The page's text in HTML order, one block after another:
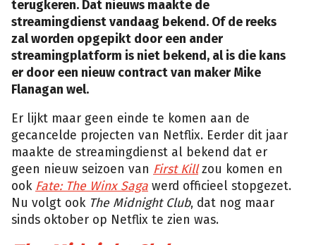
terugkeren. Dat nieuws maakte de
streamingdienst vandaag bekend. Of de reeks
zal worden opgepikt door een ander
streamingplatform is niet bekend, al is die kans
er door een nieuw contract van maker Mike
Flanagan wel.
Er lijkt maar geen einde te komen aan de
gecancelde projecten van Netflix. Eerder dit jaar
maakte de streamingdienst al bekend dat er
geen nieuw seizoen van First Killzou komen en
ook Fate: The Winx Saga werd officieel stopgezet.
Nu volgt ook The Midnight Club, dat nog maar
sinds oktober op Netflix te zien was.